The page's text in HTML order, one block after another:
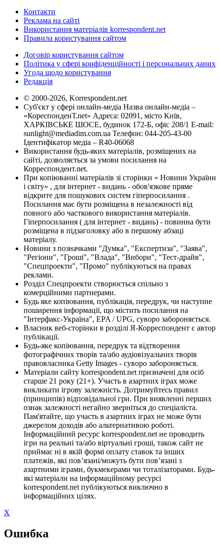
Контакти
Реклама на сайті
Використання матеріалів korrespondent.net
Правила користування сайтом
Договір користування сайтом
Політика у сфері конфіденційності і персональних даних
Угода щодо користування
Редакція
© 2000-2026, Korrespondent.net
Суб'єкт у сфері онлайн-медіа Назва онлайн-медіа –
«КореспонденТ.net» Адреса: 02091, місто Київ,
ХАРКІВСЬКЕ ШОСЕ, будинок 172-Б, офіс 208/1 E-mail:
sunlight@mediadim.com.ua Телефон: 044-205-43-00
Ідентифікатор медіа – R40-06068
Використання будь-яких матеріалів, розміщених на
сайті, дозволяється за умови посилання на
Корреспондент.net.
При копіюванні матеріалів зі сторінки « Новини України
і світу» , для інтернет - видань - обов'язкове пряме
відкрите для пошукових систем гіперпосилання .
Посилання має бути розміщена в незалежності від
повного або часткового використання матеріалів.
Гіперпосилання ( для інтернет - видань) - повинна бути
розміщена в підзаголовку або в першому абзаці
матеріалу.
Новини з позначками "Думка", "Експертиза", "Заява",
"Регіони", "Гроші", "Влада", "Вибори", "Тест-драйв",
"Спецпроекти", "Промо" публікуються на правах
реклами.
Розділ Спецпроекти створюється спільно з
комерційними партнерами.
Будь яке копіювання, публікація, передрук, чи наступне
поширення інформації, що містить посилання на
"Інтерфакс-Україна", EPA / UPG, суворо забороняється.
Власник веб-сторінки в розділі Я-Корреспондент є автор
публікації.
Будь-яке копіювання, передрук та відтворення
фотографічних творів та/або аудіовізуальних творів
правовласника Getty Images - суворо забороняється.
Матеріали сайту korrespondent.net призначені для осіб
старше 21 року (21+). Участь в азартних іграх може
викликати ігрову залежність. Дотримуйтесь правил
(принципів) відповідальної гри. При виявленні перших
ознак залежності негайно зверніться до спеціаліста.
Пам'ятайте, що участь в азартних іграх не може бути
джерелом доходів або альтернативою роботі.
Інформаційний ресурс korrespondent.net не проводить
ігри на реальні та/або віртуальні гроші, також сайт не
приймає ні в якій формі оплату ставок та інших
платежів, які пов’язані/можуть бути пов’язані з
азартними іграми, букмекерами чи тоталізаторами. Будь-
які матеріали на інформаційному ресурсі
korrespondent.net публікуються виключно в
інформаційних цілях.
X
Ошибка